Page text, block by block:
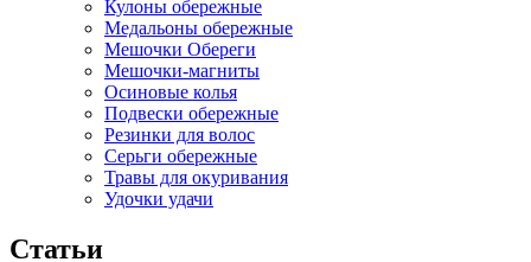
Кулоны обережные
Медальоны обережные
Мешочки Обереги
Мешочки-магниты
Осиновые колья
Подвески обережные
Резинки для волос
Серьги обережные
Травы для окуривания
Удочки удачи
Статьи